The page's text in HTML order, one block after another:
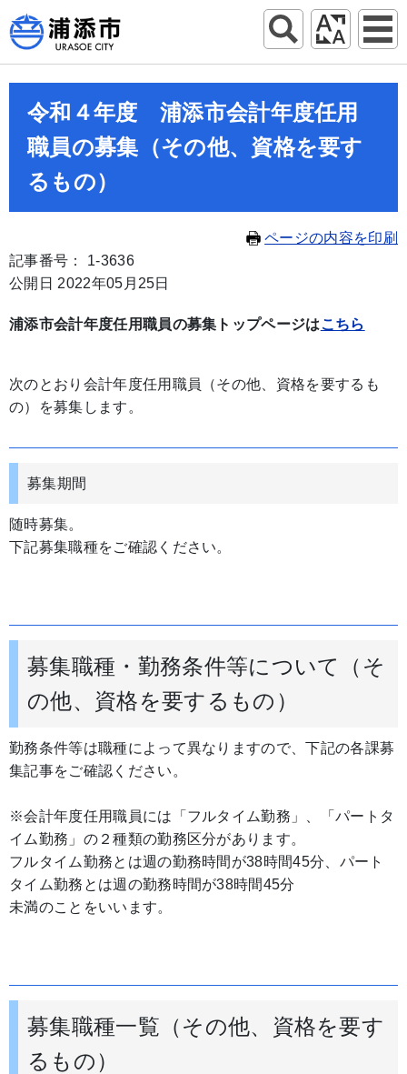
令和４年度 浦添市会計年度任用
職員の募集（その他、資格を要す
るもの）
ページの内容を印刷
記事番号： 1-3636
公開日 2022年05月25日
浦添市会計年度任用職員の募集トップページはこちら
次のとおり会計年度任用職員（その他、資格を要するも
の）を募集します。
募集期間
随時募集。
下記募集職種をご確認ください。
募集職種・勤務条件等について（そ
の他、資格を要するもの）
勤務条件等は職種によって異なりますので、下記の各課募
集記事をご確認ください。
※会計年度任用職員には「フルタイム勤務」、「パートタ
イム勤務」の２種類の勤務区分があります。
フルタイム勤務とは週の勤務時間が38時間45分、パート
タイム勤務とは週の勤務時間が38時間45分
未満のことをいいます。
募集職種一覧（その他、資格を要す
るもの）